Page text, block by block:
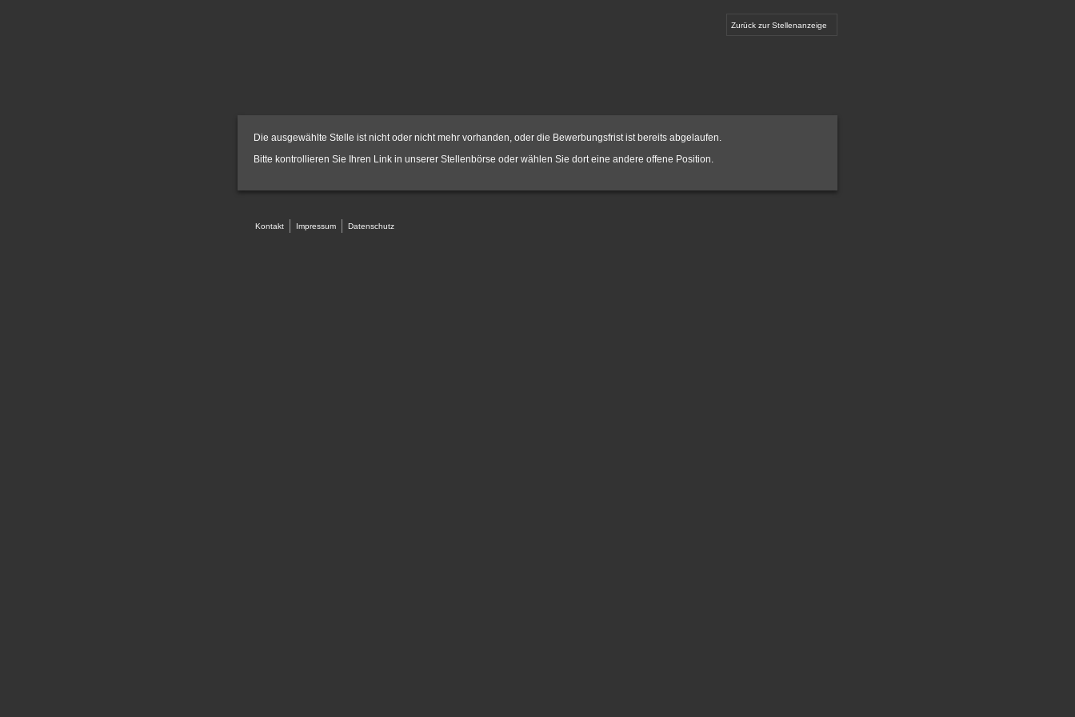
Zurück zur Stellenanzeige
Die ausgewählte Stelle ist nicht oder nicht mehr vorhanden, oder die Bewerbungsfrist ist bereits abgelaufen.
Bitte kontrollieren Sie Ihren Link in unserer Stellenbörse oder wählen Sie dort eine andere offene Position.
Kontakt Impressum Datenschutz